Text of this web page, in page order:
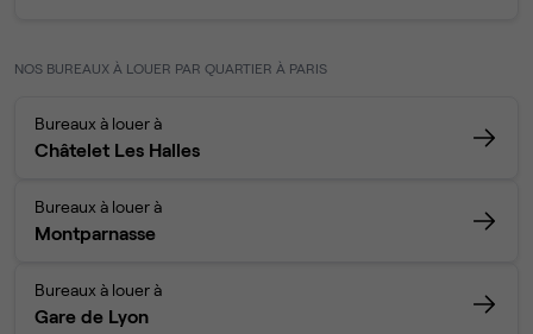
NOS BUREAUX À LOUER PAR QUARTIER À PARIS
Bureaux à louer à
Châtelet Les Halles
Bureaux à louer à
Montparnasse
Bureaux à louer à
Gare de Lyon